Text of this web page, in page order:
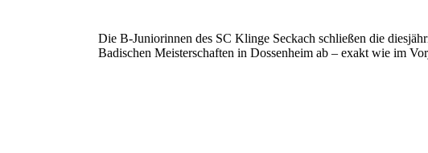
Die B‑Juniorinnen des SC Klinge Seckach schließen die
Badischen Meisterschaften in Dossenheim ab – exakt wie im